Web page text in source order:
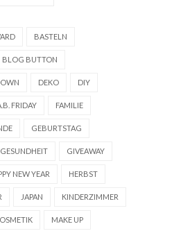
BASTELN
BLOG BUTTON
DEKO DIY
FRIDAY FAMILIE
GEBURTSTAG
GESUNDHEIT GIVEAWAY
NEW YEAR HERBST
JAPAN KINDERZIMMER
MAKE UP